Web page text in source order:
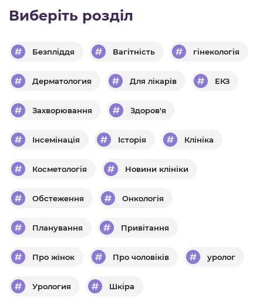
Виберіть розділ
Безпліддя Вагітність гінекологія
Дерматология Для лікарів ЕКЗ
Захворювання Здоров'я
Інсемінація Історія Клініка
Косметологія Новини клініки
Обстеження Онкологія
Планування Привітання
Про жінок Про чоловіків уролог
Урология Шкіра